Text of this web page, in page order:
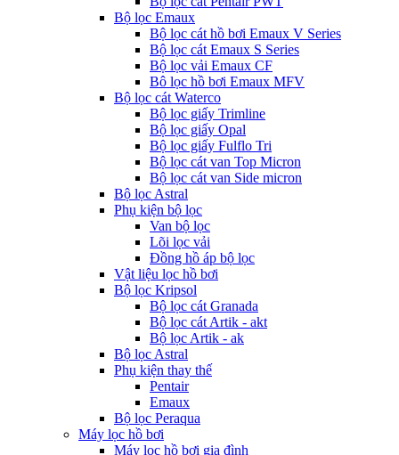
Bộ lọc Emaux
Bộ lọc cát hồ bơi Emaux V Series
Bộ lọc cát Emaux S Series
Bộ lọc vải Emaux CF
Bô lọc hồ bơi Emaux MFV
Bộ lọc cát Waterco
Bộ lọc giấy Trimline
Bộ lọc giấy Opal
Bộ lọc giấy Fulflo Tri
Bộ lọc cát van Top Micron
Bộ lọc cát van Side micron
Bộ lọc Astral
Phụ kiện bộ lọc
Van bộ lọc
Lõi lọc vải
Đồng hồ áp bộ lọc
Vật liệu lọc hồ bơi
Bộ lọc Kripsol
Bộ lọc cát Granada
Bộ lọc cát Artik - akt
Bộ lọc Artik - ak
Bộ lọc Astral
Phụ kiện thay thế
Pentair
Emaux
Bộ lọc Peraqua
Máy lọc hồ bơi
Máy lọc hồ bơi gia đình